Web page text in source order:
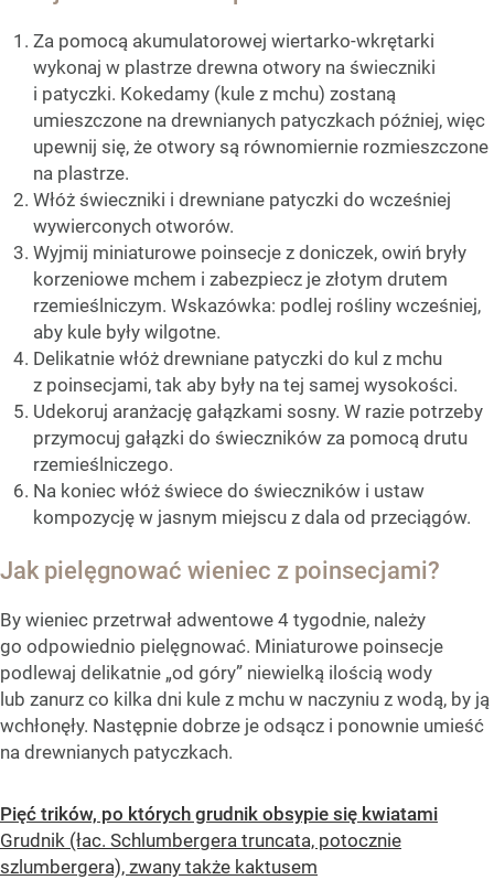
Za pomocą akumulatorowej wiertarko-wkrętarki
wykonaj w plastrze drewna otwory na świeczniki
i patyczki. Kokedamy (kule z mchu) zostaną
umieszczone na drewnianych patyczkach później, więc
upewnij się, że otwory są równomiernie rozmieszczone
na plastrze.
Włóż świeczniki i drewniane patyczki do wcześniej
wywierconych otworów.
Wyjmij miniaturowe poinsecje z doniczek, owiń bryły
korzeniowe mchem i zabezpiecz je złotym drutem
rzemieślniczym. Wskazówka: podlej rośliny wcześniej,
aby kule były wilgotne.
Delikatnie włóż drewniane patyczki do kul z mchu
z poinsecjami, tak aby były na tej samej wysokości.
Udekoruj aranżację gałązkami sosny. W razie potrzeby
przymocuj gałązki do świeczników za pomocą drutu
rzemieślniczego.
Na koniec włóż świece do świeczników i ustaw
kompozycję w jasnym miejscu z dala od przeciągów.
Jak pielęgnować wieniec z poinsecjami?
By wieniec przetrwał adwentowe 4 tygodnie, należy
go odpowiednio pielęgnować. Miniaturowe poinsecje
podlewaj delikatnie „od góry” niewielką ilością wody
lub zanurz co kilka dni kule z mchu w naczyniu z wodą, by ją
wchłonęły. Następnie dobrze je odsącz i ponownie umieść
na drewnianych patyczkach.
Pięć trików, po których grudnik obsypie się kwiatami
Grudnik (łac. Schlumbergera truncata, potocznie
szlumbergera), zwany także kaktusem